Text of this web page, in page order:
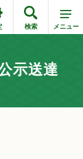
検索 メニュー
示送達